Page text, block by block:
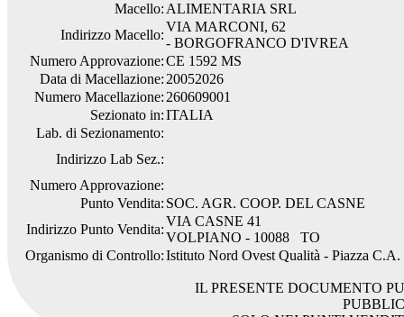
Macello: ALIMENTARIA SRL
Indirizzo Macello:
VIA MARCONI, 62
- BORGOFRANCO D'IVREA
Numero Approvazione:CE 1592 MS
Data di Macellazione: 20052026
Numero Macellazione: 260609001
Sezionato in:ITALIA
Lab. di Sezionamento:
Indirizzo Lab Sez.:
Numero Approvazione:
Punto Vendita: SOC. AGR. COOP. DEL CASNE
Indirizzo Punto Vendita:
VIA CASNE 41
VOLPIANO - 10088 TO
Organismo di Controllo:Istituto Nord Ovest Qualità - Piazza
IL PRESENTE DOCUMENTO